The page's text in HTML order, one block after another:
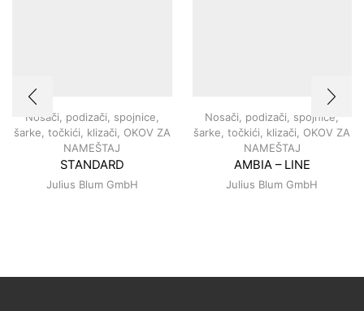
Nosači, podizači, spojnice,
šarke, točkići, klizači
OKOV ZA
NAMEŠTAJ
STANDARD
Julius Blum GmbH
Nosači, podizači, spojnice,
šarke, točkići, klizači
OKOV ZA
NAMEŠTAJ
AMBIA – LINE
Julius Blum GmbH